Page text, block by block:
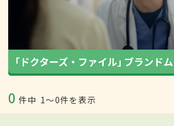
0 件中 1〜0件を表示